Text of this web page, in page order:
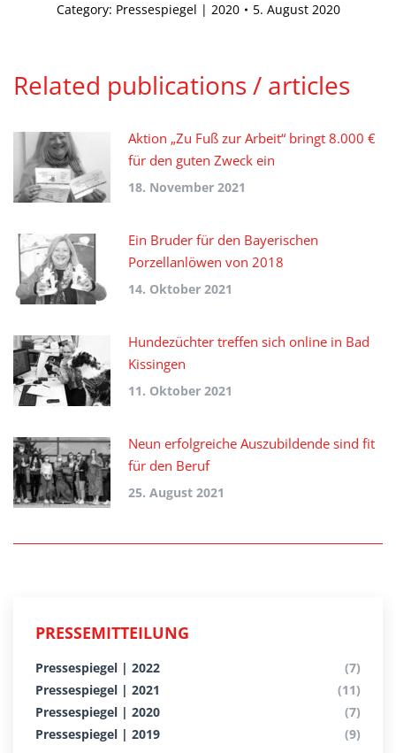
Category: Pressespiegel | 2020 5. August 2020
Related publications / articles
Aktion „Zu Fuß zur Arbeit“ bringt 8.000 €
für den guten Zweck ein
18. November 2021
Ein Bruder für den Bayerischen
Porzellanlöwen von 2018
14. Oktober 2021
Hundezüchter treffen sich online in Bad
Kissingen
11. Oktober 2021
Neun erfolgreiche Auszubildende sind fit
für den Beruf
25. August 2021
PRESSEMITTEILUNG
Pressespiegel | 2022
(7)
Pressespiegel | 2021
(11)
Pressespiegel | 2020
(7)
Pressespiegel | 2019
(9)